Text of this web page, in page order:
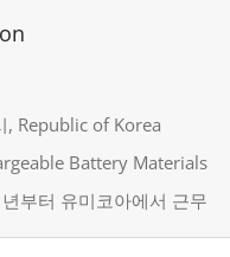
, Republic of Korea
Battery Materials
부터 유미코아에서 근무